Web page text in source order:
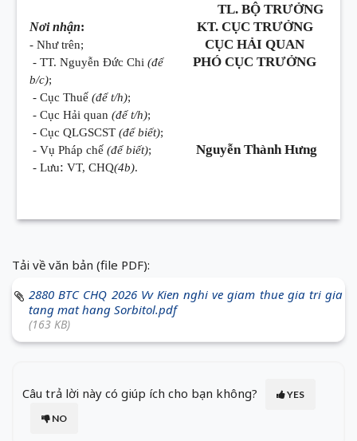
Nơi nhận:
- Như trên;
- TT. Nguyễn Đức Chi (để
b/c);
- Cục Thuế (để t/h);
- Cục Hải quan (để t/h);
- Cục QLGSCST (để biết);
- Vụ Pháp chế (để biết);
- Lưu: VT, CHQ(4b).
TL. BỘ TRƯỞNG
KT. CỤC TRƯỞNG
CỤC HẢI QUAN
PHÓ CỤC TRƯỞNG
Nguyễn Thành Hưng
Tải về văn bản (file PDF):
2880 BTC CHQ 2026 Vv Kien nghi ve giam thue gia tri gia
tang mat hang Sorbitol.pdf
(163 KB)
Câu trả lời này có giúp ích cho bạn không?
YES
NO